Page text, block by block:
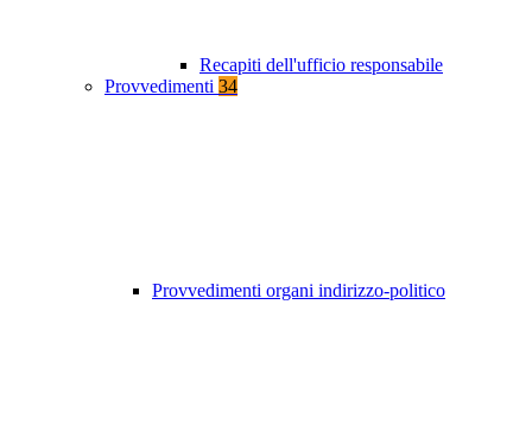
Recapiti dell'ufficio responsabile
Provvedimenti 34
Provvedimenti organi indirizzo-politico